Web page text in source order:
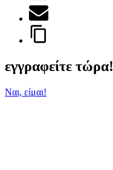
εγγραφείτε τώρα!
Ναι, είμαι!